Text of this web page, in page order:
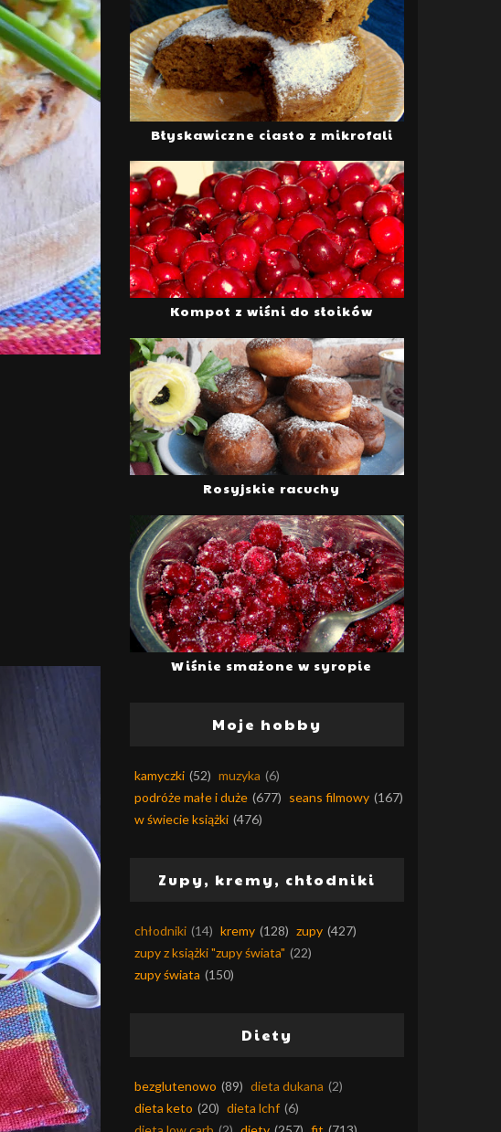
Błyskawiczne ciasto z mikrofali
Kompot z wiśni do słoików
Rosyjskie racuchy
Wiśnie smażone w syropie
Moje hobby
kamyczki (52) muzyka (6)
podróże małe i duże (677) seans filmowy (167)
w świecie książki (476)
Zupy, kremy, chłodniki
chłodniki (14) kremy (128) zupy (427)
zupy z książki "zupy świata" (22)
zupy świata (150)
Diety
bezglutenowo (89) dieta dukana (2)
dieta keto (20) dieta lchf (6)